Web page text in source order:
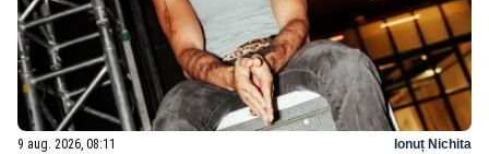
9 aug. 2026, 08:11 Ionuț Nichita